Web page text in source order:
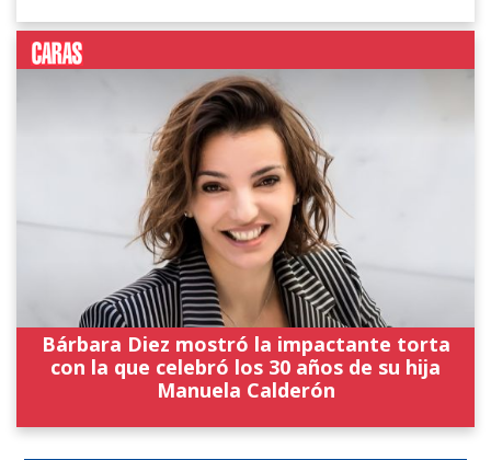
Bárbara Diez mostró la impactante torta
con la que celebró los 30 años de su hija
Manuela Calderón